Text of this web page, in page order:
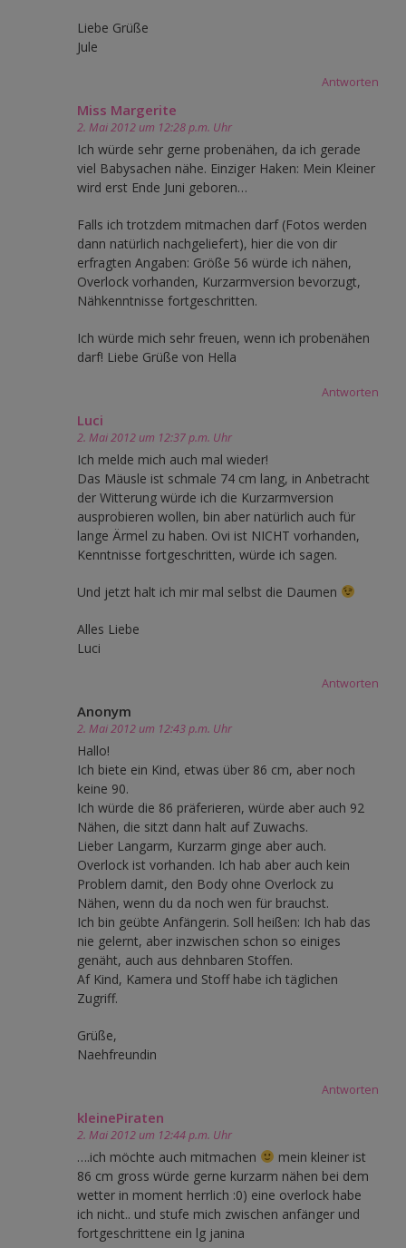
Liebe Grüße
Jule
Antworten
Miss Margerite
2. Mai 2012 um 12:28 p.m. Uhr
Ich würde sehr gerne probenähen, da ich gerade
viel Babysachen nähe. Einziger Haken: Mein Kleiner
wird erst Ende Juni geboren…
Falls ich trotzdem mitmachen darf (Fotos werden
dann natürlich nachgeliefert), hier die von dir
erfragten Angaben: Größe 56 würde ich nähen,
Overlock vorhanden, Kurzarmversion bevorzugt,
Nähkenntnisse fortgeschritten.
Ich würde mich sehr freuen, wenn ich probenähen
darf! Liebe Grüße von Hella
Antworten
Luci
2. Mai 2012 um 12:37 p.m. Uhr
Ich melde mich auch mal wieder!
Das Mäusle ist schmale 74 cm lang, in Anbetracht
der Witterung würde ich die Kurzarmversion
ausprobieren wollen, bin aber natürlich auch für
lange Ärmel zu haben. Ovi ist NICHT vorhanden,
Kenntnisse fortgeschritten, würde ich sagen.
Und jetzt halt ich mir mal selbst die Daumen
Alles Liebe
Luci
Antworten
Anonym
2. Mai 2012 um 12:43 p.m. Uhr
Hallo!
Ich biete ein Kind, etwas über 86 cm, aber noch
keine 90.
Ich würde die 86 präferieren, würde aber auch 92
Nähen, die sitzt dann halt auf Zuwachs.
Lieber Langarm, Kurzarm ginge aber auch.
Overlock ist vorhanden. Ich hab aber auch kein
Problem damit, den Body ohne Overlock zu
Nähen, wenn du da noch wen für brauchst.
Ich bin geübte Anfängerin. Soll heißen: Ich hab das
nie gelernt, aber inzwischen schon so einiges
genäht, auch aus dehnbaren Stoffen.
Af Kind, Kamera und Stoff habe ich täglichen
Zugriff.
Grüße,
Naehfreundin
Antworten
kleinePiraten
2. Mai 2012 um 12:44 p.m. Uhr
….ich möchte auch mitmachen
mein kleiner ist
86 cm gross würde gerne kurzarm nähen bei dem
wetter in moment herrlich :0) eine overlock habe
ich nicht.. und stufe mich zwischen anfänger und
fortgeschrittene ein lg janina